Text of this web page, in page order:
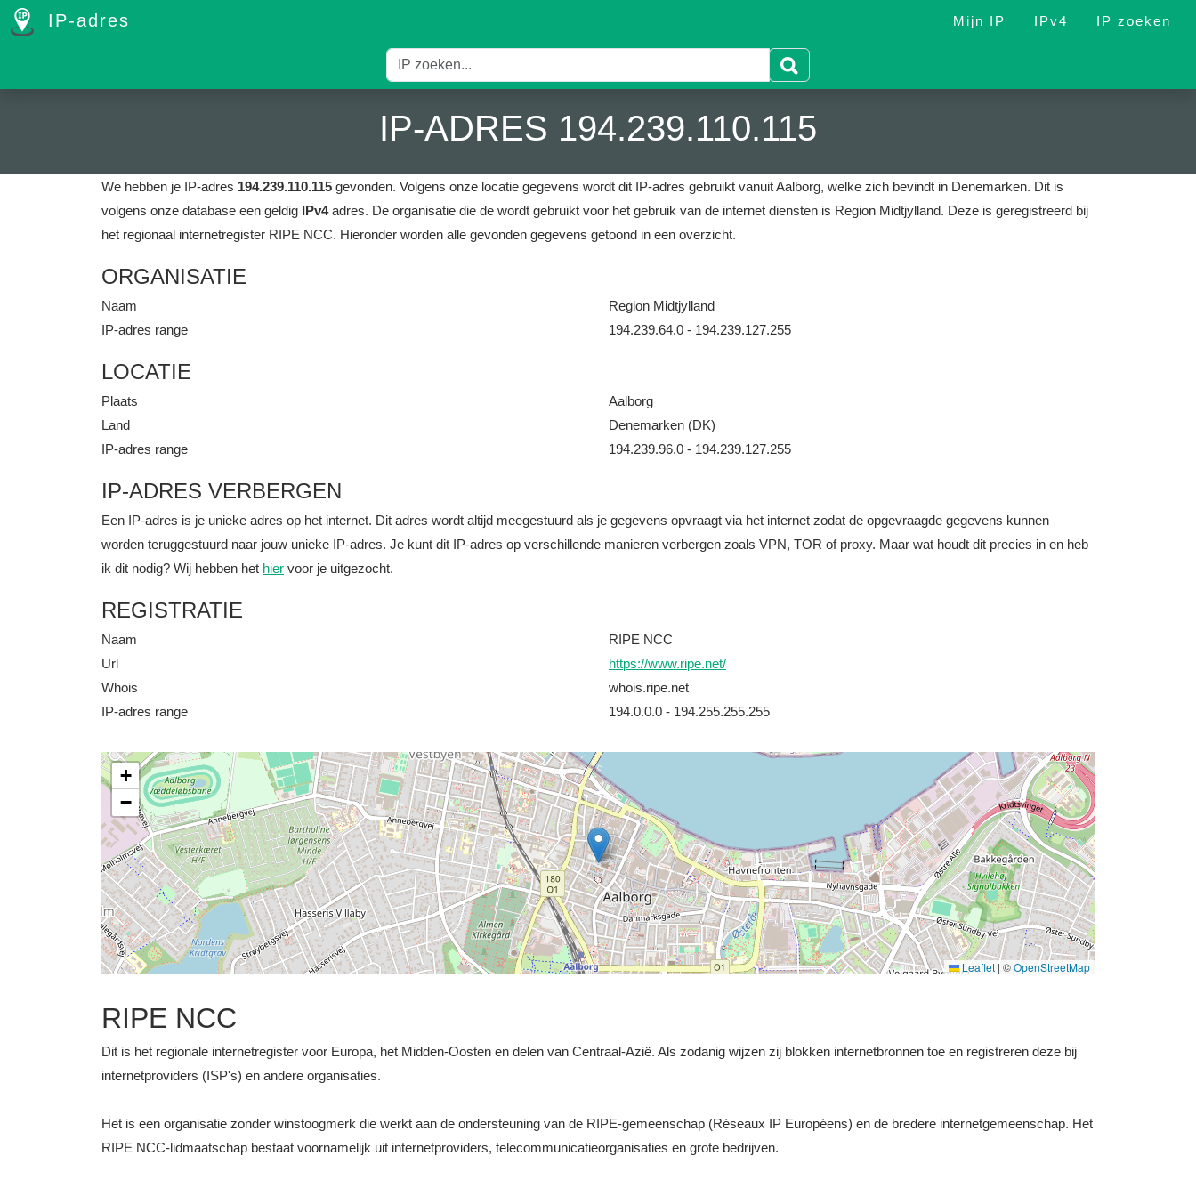
IP-adres Mijn IP IPv4 IP zoeken
IP-ADRES 194.239.110.115
We hebben je IP-adres 194.239.110.115 gevonden. Volgens onze locatie gegevens wordt dit IP-adres gebruikt vanuit Aalborg, welke zich bevindt in Denemarken. Dit is
volgens onze database een geldig IPv4adres. De organisatie die de wordt gebruikt voor het gebruik van de internet diensten is Region Midtjylland. Deze is geregistreerd bij
het regionaal internetregister RIPE NCC. Hieronder worden alle gevonden gegevens getoond in een overzicht.
ORGANISATIE
Naam
Region Midtjylland
IP-adres range
194.239.64.0 - 194.239.127.255
LOCATIE
Plaats
Aalborg
Land
Denemarken (DK)
IP-adres range
194.239.96.0 - 194.239.127.255
IP-ADRES VERBERGEN
Een IP-adres is je unieke adres op het internet. Dit adres wordt altijd meegestuurd als je gegevens opvraagt via het internet zodat de opgevraagde gegevens kunnen
worden teruggestuurd naar jouw unieke IP-adres. Je kunt dit IP-adres op verschillende manieren verbergen zoals VPN, TOR of proxy. Maar wat houdt dit precies in en heb
ik dit nodig? Wij hebben het hier voor je uitgezocht.
REGISTRATIE
Naam
RIPE NCC
Url
https://www.ripe.net/
Whois
whois.ripe.net
IP-adres range
194.0.0.0 - 194.255.255.255
+
−
Leaflet | ©OpenStreetMap
RIPE NCC
Dit is het regionale internetregister voor Europa, het Midden-Oosten en delen van Centraal-Azië. Als zodanig wijzen zij blokken internetbronnen toe en registreren deze bij
internetproviders (ISP's) en andere organisaties.
Het is een organisatie zonder winstoogmerk die werkt aan de ondersteuning van de RIPE-gemeenschap (Réseaux IP Européens) en de bredere internetgemeenschap. Het
RIPE NCC-lidmaatschap bestaat voornamelijk uit internetproviders, telecommunicatieorganisaties en grote bedrijven.